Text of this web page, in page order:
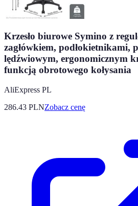
Krzesło biurowe Symino z
zagłówkiem, podłokietnikami,
lędźwiowym, ergonomicznym
funkcją obrotowego kołysania
AliExpress PL
286.43 PLNZobacz cenę